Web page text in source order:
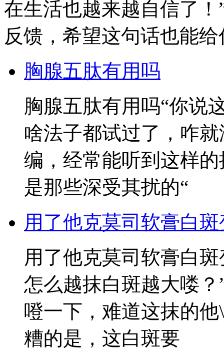
在生活也越来越自信了
反馈，希望这句话也能
胸腺五肽有用吗
胸腺五肽有用吗“你说
啥法子都试过了，咋
编，经常能听到这样
是那些深受其扰的“
用了他克莫司软膏白
用了他克莫司软膏白
怎么越抹白斑越大喽
噔一下，难道这抹的
糟的是，这白斑要